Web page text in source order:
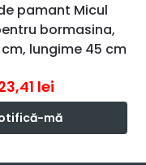
pamant Micul
bormasina,
lungime 45 cm
lei
mă